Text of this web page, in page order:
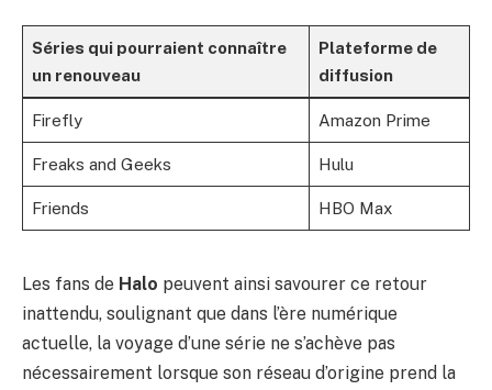
Séries qui pourraient connaître
un renouveau
Plateforme de
diffusion
Firefly Amazon Prime
Freaks and Geeks Hulu
Friends HBO Max
Les fans de Halo peuvent ainsi savourer ce retour
inattendu, soulignant que dans l’ère numérique
actuelle, la voyage d’une série ne s’achève pas
nécessairement lorsque son réseau d’origine prend la